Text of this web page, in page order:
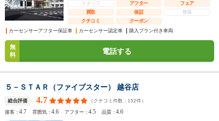
スタッフ
アフター
フェア
買取
保証
整備
クチコミ
クーポン
カーセンサーアフター保証車
カーセンサー認定車 購入プラン付き車両
無
料
電話する
５－ＳＴＡＲ（ファイブスター） 越谷店
総合評価 4.7 （クチコミ件数： 152件）
接客：4.7 雰囲気：4.6 アフター：4.5 品質：4.6